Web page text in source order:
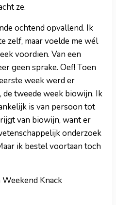
ze.
ochtend opvallend. Ik
zelf, maar voelde me wél
voordien. Van een
geen sprake. Oef! Toen
week werd er
tweede week biowijn. Ik
is van persoon tot
van biowijn, want er
onderzoek
ik bestel voortaan toch
Knack